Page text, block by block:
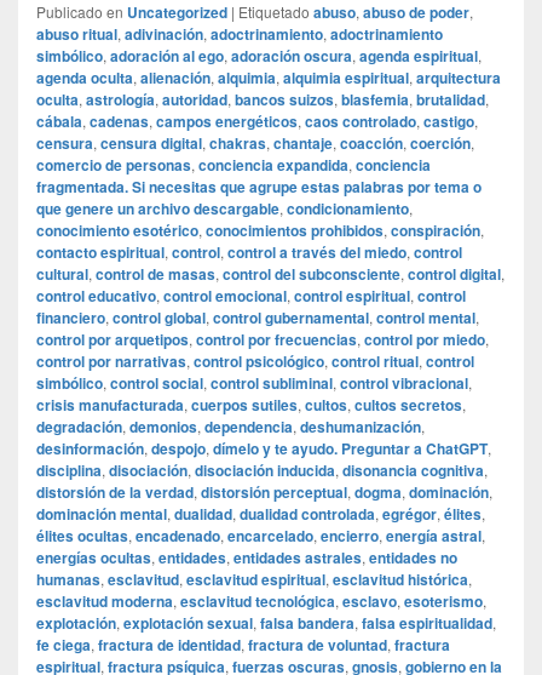
Publicado en Uncategorized | Etiquetado abuso, abuso de poder,
abuso ritual, adivinación, adoctrinamiento, adoctrinamiento
simbólico, adoración al ego, adoración oscura, agenda espiritual,
agenda oculta, alienación, alquimia, alquimia espiritual, arquitectura
oculta, astrología, autoridad, bancos suizos, blasfemia, brutalidad,
cábala, cadenas, campos energéticos, caos controlado, castigo,
censura, censura digital, chakras, chantaje, coacción, coerción,
comercio de personas, conciencia expandida, conciencia
fragmentada. Si necesitas que agrupe estas palabras por tema o
que genere un archivo descargable, condicionamiento,
conocimiento esotérico, conocimientos prohibidos, conspiración,
contacto espiritual, control, control a través del miedo, control
cultural, control de masas, control del subconsciente, control digital,
control educativo, control emocional, control espiritual, control
financiero, control global, control gubernamental, control mental,
control por arquetipos, control por frecuencias, control por miedo,
control por narrativas, control psicológico, control ritual, control
simbólico, control social, control subliminal, control vibracional,
crisis manufacturada, cuerpos sutiles, cultos, cultos secretos,
degradación, demonios, dependencia, deshumanización,
desinformación, despojo, dímelo y te ayudo. Preguntar a ChatGPT,
disciplina, disociación, disociación inducida, disonancia cognitiva,
distorsión de la verdad, distorsión perceptual, dogma, dominación,
dominación mental, dualidad, dualidad controlada, egrégor, élites,
élites ocultas, encadenado, encarcelado, encierro, energía astral,
energías ocultas, entidades, entidades astrales, entidades no
humanas, esclavitud, esclavitud espiritual, esclavitud histórica,
esclavitud moderna, esclavitud tecnológica, esclavo, esoterismo,
explotación, explotación sexual, falsa bandera, falsa espiritualidad,
fe ciega, fractura de identidad, fractura de voluntad, fractura
espiritual, fractura psíquica, fuerzas oscuras, gnosis, gobierno en la